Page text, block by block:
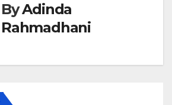
ByAdinda
Rahmadhani